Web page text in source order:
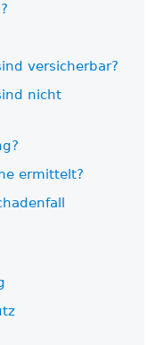
versicherbar?
nicht
ermittelt?